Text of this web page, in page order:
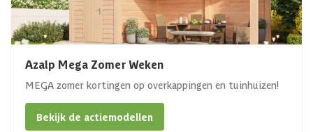
Azalp Mega Zomer Weken
MEGA zomer kortingen op overkappingen en tuinhuizen!
Bekijk de actiemodellen